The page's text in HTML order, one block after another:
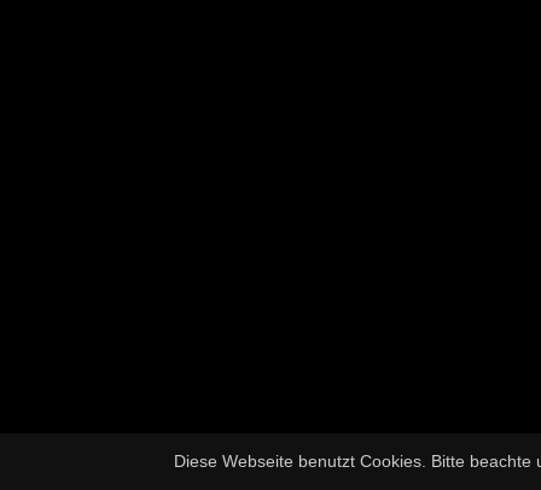
Diese Webseite benutzt Cookies. Bitte beachte